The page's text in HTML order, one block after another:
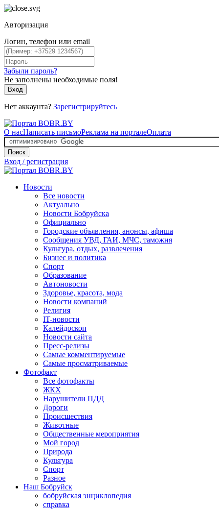
Авторизация
Логин, телефон или email
Забыли пароль?
Не заполнены необходимые поля!
Вход
Нет аккаунта? Зарегистрируйтесь
О насНаписать письмоРеклама на порталеОплата
Поиск
Вход / регистрация
Новости
Все новости
Актуально
Новости Бобруйска
Официально
Городские объявления, анонсы, афиша
Сообщения УВД, ГАИ, МЧС, таможня
Культура, отдых, развлечения
Бизнес и политика
Спорт
Образование
Автоновости
Здоровье, красота, мода
Новости компаний
Религия
IT-новости
Калейдоскоп
Новости сайта
Пресс-релизы
Самые комментируемые
Самые просматриваемые
Фотофакт
Все фотофакты
ЖКХ
Нарушители ПДД
Дороги
Происшествия
Животные
Общественные мероприятия
Мой город
Природа
Культура
Спорт
Разное
Наш Бобруйск
бобруйская энциклопедия
справка